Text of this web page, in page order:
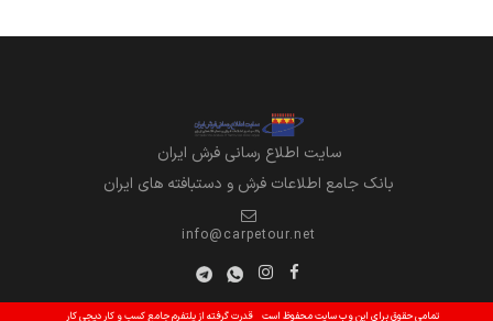
سايت اطلاع رساني فرش ايران
بانک جامع اطلاعات فرش و دستبافته های ایران
info@carpetour.net
تمامی حقوق برای این وب سایت محفوظ است قدرت گرفته از پلتفرم جامع کسب و کار دیجی کار